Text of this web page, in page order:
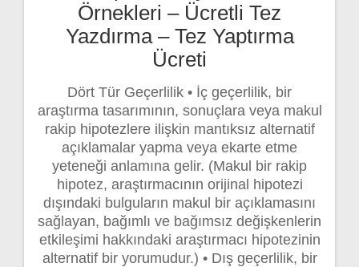
Örnekleri – Ücretli Tez
Yazdırma – Tez Yaptırma
Ücreti
Dört Tür Geçerlilik • İç geçerlilik, bir
araştırma tasarımının, sonuçlara veya makul
rakip hipotezlere ilişkin mantıksız alternatif
açıklamalar yapma veya ekarte etme
yeteneği anlamına gelir. (Makul bir rakip
hipotez, araştırmacının orijinal hipotezi
dışındaki bulguların makul bir açıklamasını
sağlayan, bağımlı ve bağımsız değişkenlerin
etkileşimi hakkındaki araştırmacı hipotezinin
alternatif bir yorumudur.) • Dış geçerlilik, bir